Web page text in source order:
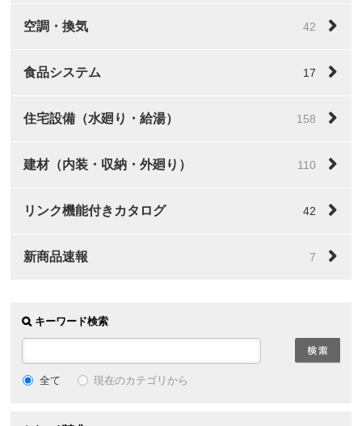
空調・換気 42
食品システム 17
住宅設備（水廻り・給湯） 158
建材（内装・収納・外廻り） 110
リンク機能付きカタログ 42
新商品速報 7
キーワード検索
全て 現在のカテゴリから